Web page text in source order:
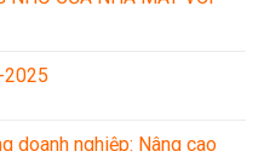
2025
doanh nghiệp: Nâng cao